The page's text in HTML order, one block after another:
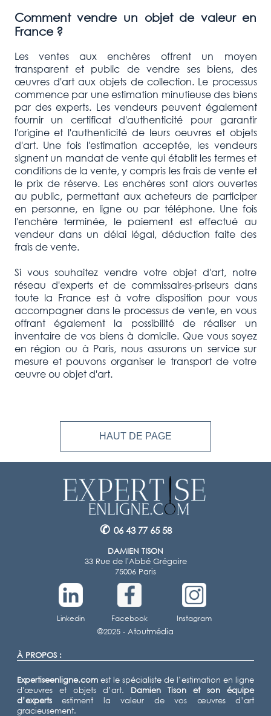
Comment vendre un objet de valeur en
France ?
Les ventes aux enchères offrent un moyen
transparent et public de vendre ses biens, des
œuvres d'art aux objets de collection. Le processus
commence par une estimation minutieuse des biens
par des experts. Les vendeurs peuvent également
fournir un certificat d'authenticité pour garantir
l'origine et l'authenticité de leurs oeuvres et objets
d'art. Une fois l'estimation acceptée, les vendeurs
signent un mandat de vente qui établit les termes et
conditions de la vente, y compris les frais de vente et
le prix de réserve. Les enchères sont alors ouvertes
au public, permettant aux acheteurs de participer
en personne, en ligne ou par téléphone. Une fois
l'enchère terminée, le paiement est effectué au
vendeur dans un délai légal, déduction faite des
frais de vente.
Si vous souhaitez vendre votre objet d'art, notre
réseau d'experts et de commissaires-priseurs dans
toute la France est à votre disposition pour vous
accompagner dans le processus de vente, en vous
offrant également la possibilité de réaliser un
inventaire de vos biens à domicile. Que vous soyez
en région ou à Paris, nous assurons un service sur
mesure et pouvons organiser le transport de votre
œuvre ou objet d'art.
HAUT DE PAGE
✆ 06 43 77 65 58
DAMIEN TISON
33 Rue de l'Abbé Grégoire
75006 Paris
Linkedin Facebook
Instagram
©2025 - Atoutmédia
À PROPOS :
Expertiseenligne.com est le spécialiste de l’estimation en ligne
d'œuvres et objets d’art. Damien Tison
et son équipe
d’experts estiment la valeur de vos œuvres d’art
gracieusement.